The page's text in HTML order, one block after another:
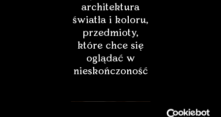
architektura
światła i koloru,
przedmioty,
które chce się
oglądać w
nieskończoność